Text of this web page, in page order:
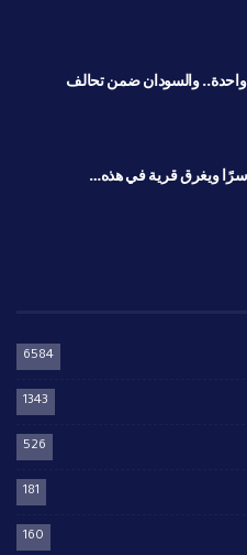
واحدة.. والسودان ضمن تحالف
أسرًا ويغرق قرية في هذه…
6584
1343
526
181
160